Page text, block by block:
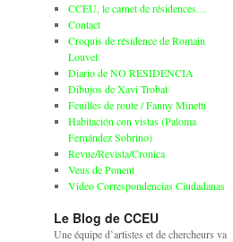
CCEU, le carnet de résidences…
Contact
Croquis de résidence de Romain
Louvel
Diario de NO RESIDENCIA
Dibujos de Xavi Trobat
Feuilles de route / Fanny Minetti
Habitación con vistas (Paloma
Fernández Sobrino)
Revue/Revista/Cronica
Veus de Ponent
Video Correspondencias Ciudadanas
Le Blog de CCEU
Une équipe d’artistes et de chercheurs va